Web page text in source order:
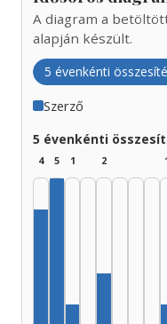
A diagram a
alapján készült.
5 évenkénti
Szerző
5 évenkénti
4 5 1 2